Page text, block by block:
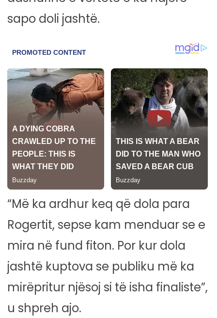
sapo doli jashtë.
“Më ka ardhur keq që dola para
Rogertit, sepse kam menduar se e
mira në fund fiton. Por kur dola
jashtë kuptova se publiku më ka
mirëpritur njësoj si të isha finaliste”,
u shpreh ajo.